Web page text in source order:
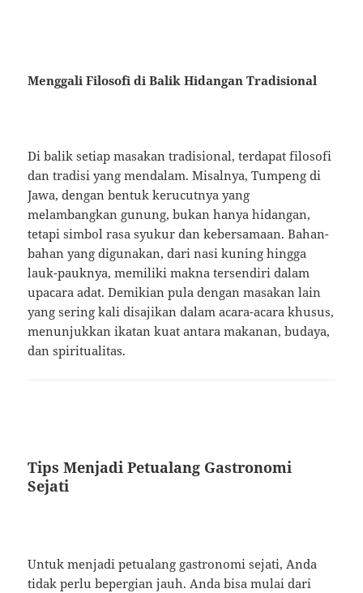
Menggali Filosofi di Balik Hidangan Tradisional
Di balik setiap masakan tradisional, terdapat filosofi
dan tradisi yang mendalam. Misalnya, Tumpeng di
Jawa, dengan bentuk kerucutnya yang
melambangkan gunung, bukan hanya hidangan,
tetapi simbol rasa syukur dan kebersamaan. Bahan-
bahan yang digunakan, dari nasi kuning hingga
lauk-pauknya, memiliki makna tersendiri dalam
upacara adat. Demikian pula dengan masakan lain
yang sering kali disajikan dalam acara-acara khusus,
menunjukkan ikatan kuat antara makanan, budaya,
dan spiritualitas.
Tips Menjadi Petualang Gastronomi
Sejati
Untuk menjadi petualang gastronomi sejati, Anda
tidak perlu bepergian jauh. Anda bisa mulai dari